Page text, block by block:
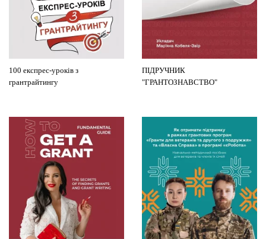
100 експрес-уроків з
грантрайтингу
ПІДРУЧНИК
"ГРАНТОЗНАВСТВО"